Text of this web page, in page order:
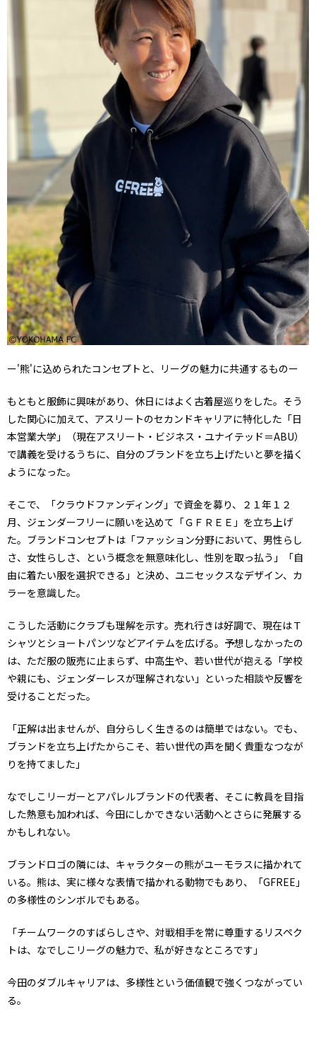
ー'熊'に込められたコンセプトと、リーグの魅力に共通するものー
もともと服飾に興味があり、休日にはよく古着屋巡りをした。そう
した関心に加えて、アスリートのセカンドキャリアに特化した「日
本営業大学」（現在アスリート・ビジネス・ユナイテッド＝ABU）
で講義を受けるうちに、自分のブランドを立ち上げたいと夢を描く
ようになった。
そこで、「クラウドファンディング」で資金を募り、２１年１２
月、ジェンダーフリーに願いを込めて「ＧＦＲＥＥ」を立ち上げ
た。ブランドコンセプトは「ファッション分野において、男性らし
さ、女性らしさ、という概念を無意味化し、性別を取っ払う」「自
由に着たい服を選択できる」と決め、ユニセックスなデザイン、カ
ラーを意識した。
こうした活動にクラブも理解を示す。売れ行きは好調で、現在はＴ
シャツとショートパンツなどアイテムを広げる。予想しなかったの
は、ただ服の販売に止まらず、中高生や、若い世代が抱える「学校
や親にも、ジェンダーレスが理解されない」といった相談や反響を
受けることだった。
「正解は出ませんが、自分らしく生きるのは簡単ではない。でも、
ブランドを立ち上げたからこそ、若い世代の声を聞く貴重なつなが
りを持てました」
なでしこリーガーとアパレルブランドの代表者、そこに教員を目指
した熱意も加われば、今田にしかできない活動へとさらに発展する
かもしれない。
ブランドロゴの隣には、キャラクターの熊がユーモラスに描かれて
いる。熊は、実に様々な表情で描かれる動物でもあり、「GFREE」
の多様性のシンボルでもある。
「チームワークのすばらしさや、対戦相手を常に尊重するリスペク
トは、なでしこリーグの魅力で、私が好きなところです」
今田のダブルキャリアは、多様性という価値観で強くつながってい
る。